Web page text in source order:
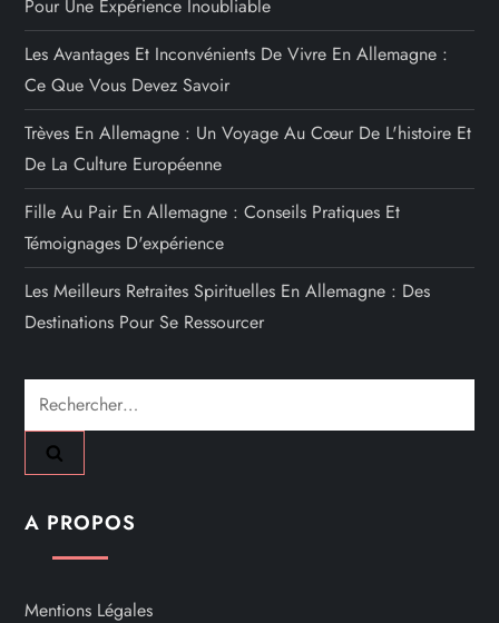
Pour Une Expérience Inoubliable
Les Avantages Et Inconvénients De Vivre En Allemagne :
Ce Que Vous Devez Savoir
Trèves En Allemagne : Un Voyage Au Cœur De L'histoire Et
De La Culture Européenne
Fille Au Pair En Allemagne : Conseils Pratiques Et
Témoignages D'expérience
Les Meilleurs Retraites Spirituelles En Allemagne : Des
Destinations Pour Se Ressourcer
Rechercher :
A PROPOS
Mentions Légales